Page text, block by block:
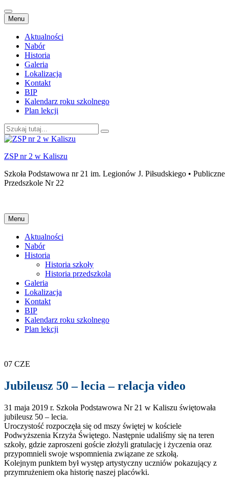
Menu Przejdź
do
treści
Aktualności
Nabór
Historia
Galeria
Lokalizacja
Kontakt
BIP
Kalendarz roku szkolnego
Plan lekcji
Szukaj:
ZSP nr 2 w Kaliszu
Szkoła Podstawowa nr 21 im. Legionów J. Piłsudskiego • Publiczne
Przedszkole Nr 22
Menu Przejdź
do
treści
Aktualności
Nabór
Historia
Historia szkoły
Historia przedszkola
Galeria
Lokalizacja
Kontakt
BIP
Kalendarz roku szkolnego
Plan lekcji
07 CZE
Jubileusz 50 – lecia – relacja video
31 maja 2019 r. Szkoła Podstawowa Nr 21 w Kaliszu świętowała
jubileusz 50 – lecia.
Uroczystość rozpoczęła się od mszy świętej w kościele
Podwyższenia Krzyża Świętego. Następnie udaliśmy się na teren
szkoły, gdzie zaproszeni goście złożyli gratulację i życzenia oraz
przypomnieli swoje wspomnienia związane ze szkołą.
Kolejnym punktem był występ artystyczny uczniów pokazujący z
przymrużeniem oka historię naszej placówki.